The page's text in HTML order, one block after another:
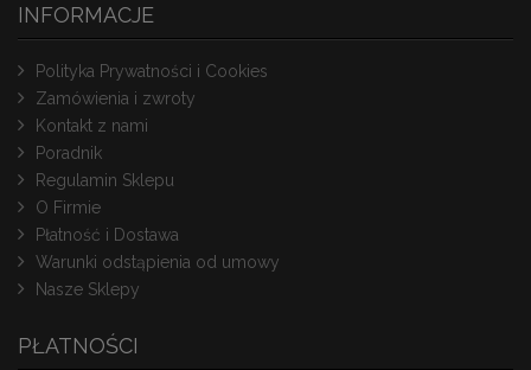
INFORMACJE
Polityka Prywatności i Cookies
Zamówienia i zwroty
Kontakt z nami
Poradnik
Regulamin Sklepu
O Firmie
Płatność i Dostawa
Warunki odstąpienia od umowy
Nasze Sklepy
PŁATNOŚCI